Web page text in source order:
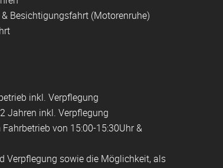
Besichtigungsfahrt (Motorenruhe)
inkl. Verpflegung
Jahren inkl. Verpflegung
von 15:00-15:30Uhr &
Verpflegung sowie die Möglichkeit, als